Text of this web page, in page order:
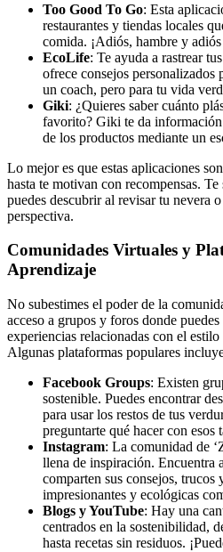
Too Good To Go: Esta
restaurantes y tiendas locales
comida. ¡Adiós, hambre y
EcoLife: Te ayuda a rastrear
ofrece consejos personalizados
un coach, pero para tu vida
Giki: ¿Quieres saber cuánto
favorito? Giki te da
de los productos mediante un
Lo mejor es que estas aplicaciones
hasta te motivan con recompensas.
puedes descubrir al revisar tu nevera
perspectiva.
Comunidades Virtuales y
Aprendizaje
No subestimes el poder de la
acceso a grupos y foros donde
experiencias relacionadas con el
Algunas plataformas populares
Facebook Groups: Existen
sostenible. Puedes encontrar
para usar los restos de tus
preguntarte qué hacer con esos
Instagram: La comunidad de
llena de inspiración. Encuentra
comparten sus consejos, trucos
impresionantes y ecológicas
Blogs y YouTube: Hay una
centrados en la sostenibilidad,
hasta recetas sin residuos.